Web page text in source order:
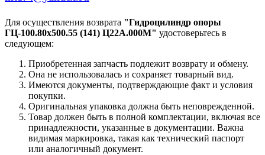
Для осуществления возврата "Гидроцилиндр опоры
ГЦ-100.80х500.55 (141) Ц22А.000М" удостоверьтесь в
следующем:
Приобретенная запчасть подлежит возврату и обмену.
Она не использовалась и сохраняет товарный вид.
Имеются документы, подтверждающие факт и условия
покупки.
Оригинальная упаковка должна быть неповрежденной.
Товар должен быть в полной комплектации, включая все
принадлежности, указанные в документации. Важна
видимая маркировка, такая как технический паспорт
или аналогичный документ.